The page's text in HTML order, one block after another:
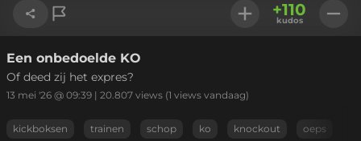
uit
Link kopiëren
+110
kudos
Een onbedoelde KO
Of deed zij het expres?
13 mei '26 @ 09:39 | 20.807 views (1 views vandaag)
kickboksen trainen schop ko knockout oeps